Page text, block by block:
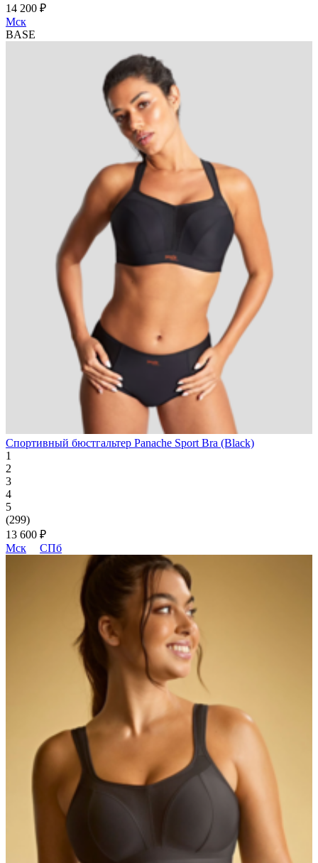
14 200 ₽
Мск
BASE
Спортивный бюстгальтер Panache Sport Bra (Black)
1
2
3
4
5
(299)
13 600 ₽
Мск
СПб